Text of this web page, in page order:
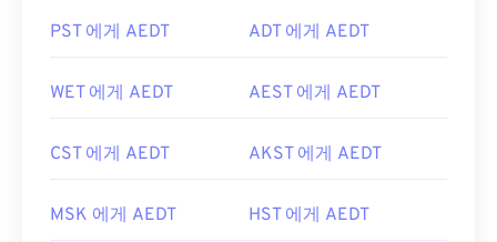
PST 에게 AEDT ADT 에게 AEDT
WET 에게 AEDT AEST 에게 AEDT
CST 에게 AEDT AKST 에게 AEDT
MSK 에게 AEDT HST 에게 AEDT